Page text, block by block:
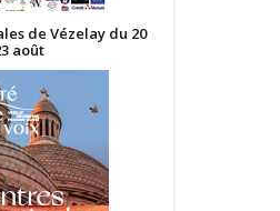
de Vézelay du 20
août